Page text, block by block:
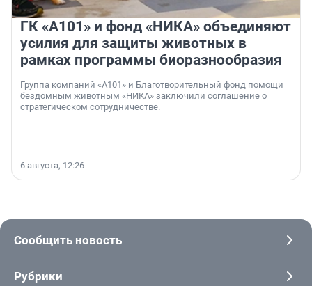
ГК «А101» и фонд «НИКА» объединяют
усилия для защиты животных в
рамках программы биоразнообразия
Группа компаний «А101» и Благотворительный фонд помощи
бездомным животным «НИКА» заключили соглашение о
стратегическом сотрудничестве.
6 августа, 12:26
Сообщить новость
Рубрики